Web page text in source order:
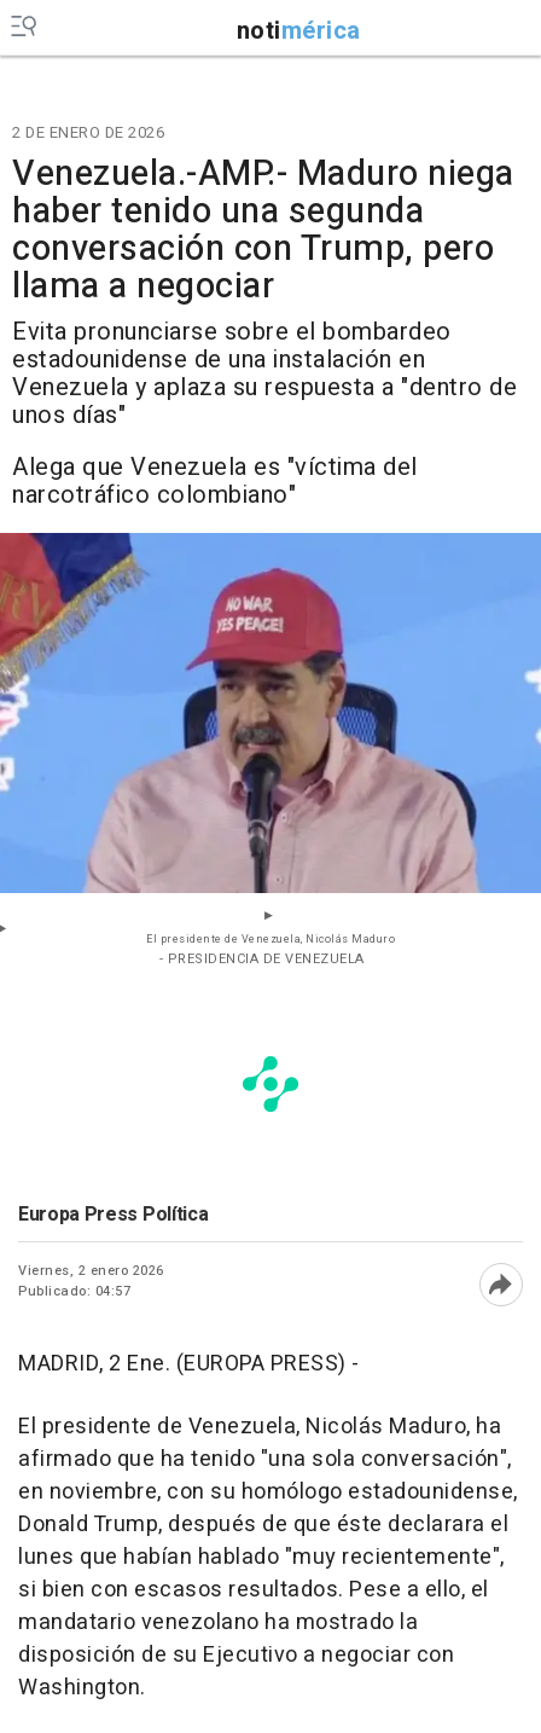
notimérica
2 DE ENERO DE 2026
Venezuela.-AMP.- Maduro niega
haber tenido una segunda
conversación con Trump, pero
llama a negociar
Evita pronunciarse sobre el bombardeo
estadounidense de una instalación en
Venezuela y aplaza su respuesta a "dentro de
unos días"
Alega que Venezuela es "víctima del
narcotráfico colombiano"
El presidente de Venezuela, Nicolás Maduro
- PRESIDENCIA DE VENEZUELA
Europa Press Política
Viernes, 2 enero 2026
Publicado: 04:57
MADRID, 2 Ene. (EUROPA PRESS) -
El presidente de Venezuela, Nicolás Maduro, ha
afirmado que ha tenido "una sola conversación",
en noviembre, con su homólogo estadounidense,
Donald Trump, después de que éste declarara el
lunes que habían hablado "muy recientemente",
si bien con escasos resultados. Pese a ello, el
mandatario venezolano ha mostrado la
disposición de su Ejecutivo a negociar con
Washington.